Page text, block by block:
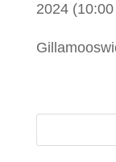
2024